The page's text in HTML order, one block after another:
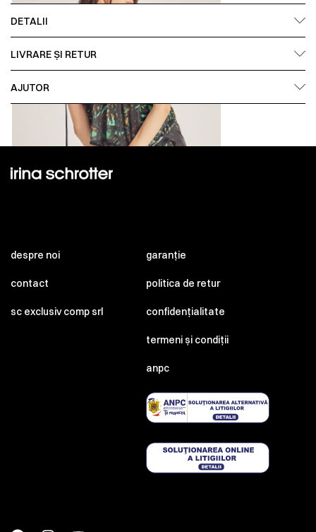
DETALII
LIVRARE ȘI RETUR
AJUTOR
despre noi
contact
sc exclusiv comp srl
garanție
politica de retur
confidențialitate
termeni și condiții
anpc